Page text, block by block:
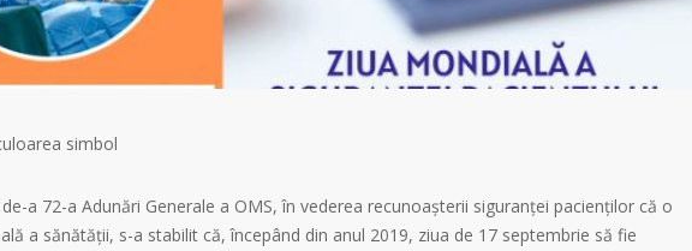
simbol
a 72-a Adunări Generale a OMS, în vederea recunoașterii siguranței pacienților că o
a sănătății, s-a stabilit că, începând din anul 2019, ziua de 17 septembrie să fie